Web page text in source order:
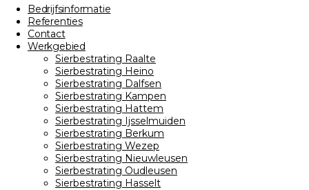
Bedrijfsinformatie
Referenties
Contact
Werkgebied
Sierbestrating Raalte
Sierbestrating Heino
Sierbestrating Dalfsen
Sierbestrating Kampen
Sierbestrating Hattem
Sierbestrating Ijsselmuiden
Sierbestrating Berkum
Sierbestrating Wezep
Sierbestrating Nieuwleusen
Sierbestrating Oudleusen
Sierbestrating Hasselt